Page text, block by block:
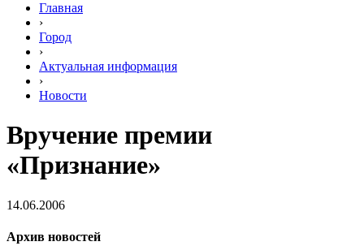
Главная
›
Город
›
Актуальная информация
›
Новости
Вручение премии
«Признание»
14.06.2006
Архив новостей